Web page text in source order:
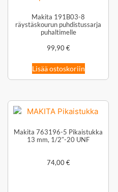
Makita 191B03-8
räystäskourun puhdistussarja
puhaltimelle
99,90€
Lisää ostoskoriin
Makita 763196-5 Pikaistukka
13 mm, 1/2″-20 UNF
74,00€